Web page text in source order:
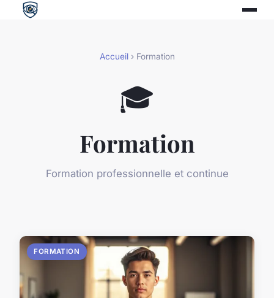
Accueil› Formation
🎓
Formation
Formation professionnelle et continue
FORMATION